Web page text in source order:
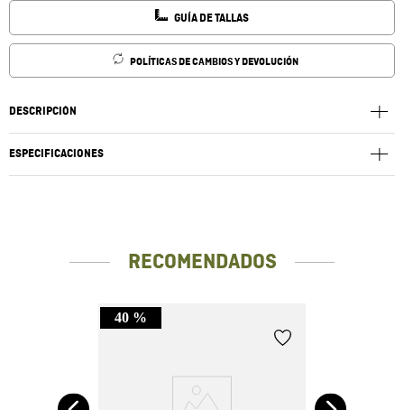
GUÍA DE TALLAS
POLÍTICAS DE CAMBIOS Y DEVOLUCIÓN
DESCRIPCIÓN
ESPECIFICACIONES
RECOMENDADOS
40 %